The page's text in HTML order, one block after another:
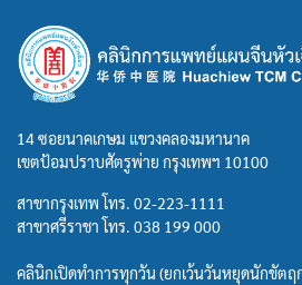
14 ซอยนาคเกษม แขวงคลองมหานาค
เขตป้อมปราบศัตรูพ่าย กรุงเทพฯ 10100
สาขากรุงเทพ โทร. 02-223-1111
สาขาศรีราชา โทร. 038 199 000
คลินิกเปิดทำการทุกวัน (ยกเว้นวันหยุดนักขัตฤ